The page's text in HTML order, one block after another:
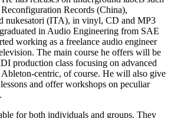
Records (China),
nukesatori (ITA), in vinyl, CD and MP3
in Audio Engineering from SAE
working as a freelance audio engineer
The main course he offers will be
production class focusing on advanced
Ableton-centric, of course. He will also give
and offer workshops on peculiar
for both individuals and groups. They